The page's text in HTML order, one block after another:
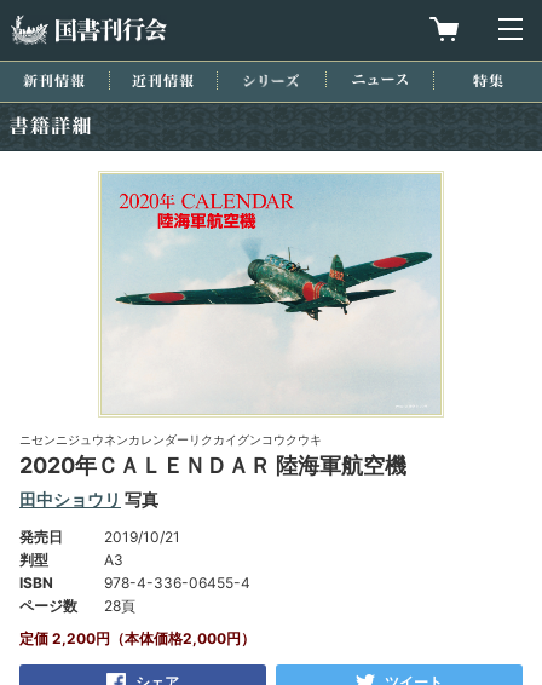
買物カゴを
新刊情報 近刊情報 シリーズ ニュース
ニセンニジュウネンカレンダーリクカイグンコウクウキ
2020年ＣＡＬＥＮＤＡＲ 陸海軍航空機
田中ショウリ 写真
発売日
2019/10/21
判型
A3
ISBN
978-4-336-06455-4
ページ数
28頁
定価 2,200円（本体価格2,000円）